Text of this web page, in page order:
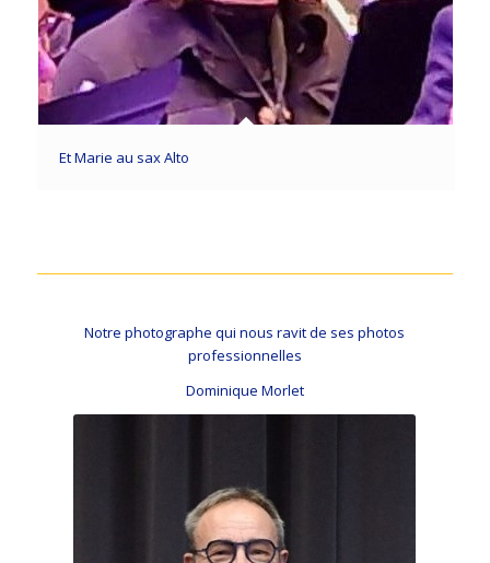
Et Marie au sax Alto
Notre photographe qui nous ravit de ses photos
professionnelles
Dominique Morlet